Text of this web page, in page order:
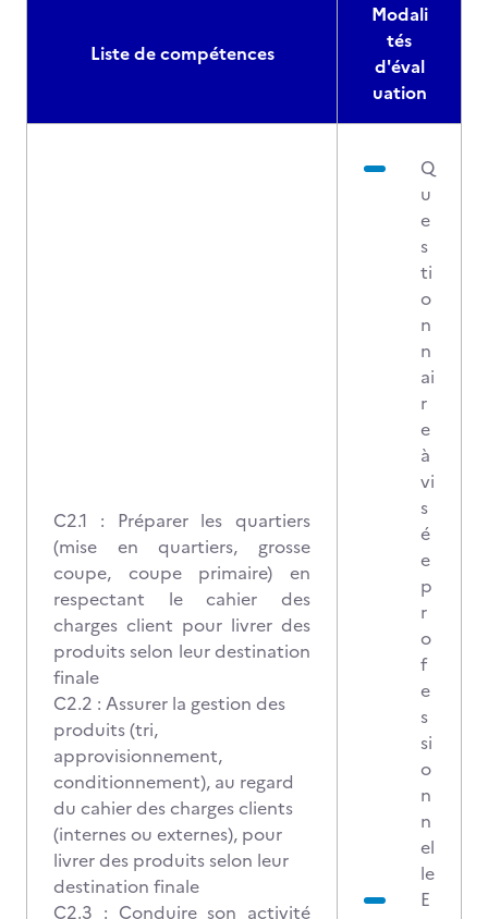
Liste de compétences
Modali
tés
d'éval
uation
C2.1 : Préparer les quartiers
(mise en quartiers, grosse
coupe, coupe primaire) en
respectant le cahier des
charges client pour livrer des
produits selon leur destination
finale
C2.2 : Assurer la gestion des
produits (tri,
approvisionnement,
conditionnement), au regard
du cahier des charges clients
(internes ou externes), pour
livrer des produits selon leur
destination finale
C2.3 : Conduire son activité
Q
u
e
s
ti
o
n
n
ai
r
e
à
vi
s
é
e
p
r
o
f
e
s
si
o
n
n
el
le
E